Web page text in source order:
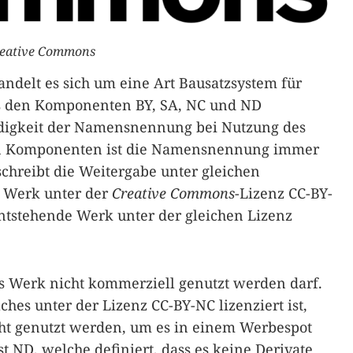
Commons
es sich um eine Art Bausatzsystem für
Komponenten BY, SA, NC und ND
der Namensnennung bei Nutzung des
Komponenten ist die Namensnennung immer
die Weitergabe unter gleichen
Werk unter der Creative Commons-Lizenz CC-BY-
Werk unter der gleichen Lizenz
Werk nicht kommerziell genutzt werden darf.
unter der Lizenz CC-BY-NC lizenziert ist,
genutzt werden, um es in einem Werbespot